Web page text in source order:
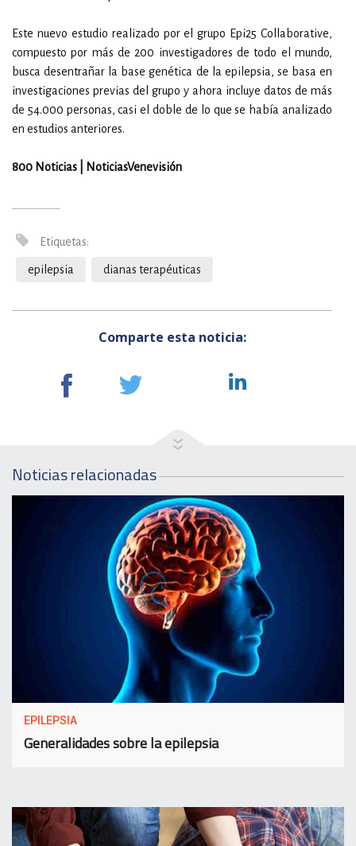
Este nuevo estudio realizado por el grupo Epi25 Collaborative,
compuesto por más de 200 investigadores de todo el mundo,
busca desentrañar la base genética de la epilepsia, se basa en
investigaciones previas del grupo y ahora incluye datos de más
de 54.000 personas, casi el doble de lo que se había analizado
en estudios anteriores.
800 Noticias | NoticiasVenevisión
Etiquetas:
epilepsia dianas terapéuticas
Comparte esta noticia:
Noticias relacionadas
EPILEPSIA
Generalidades sobre la epilepsia